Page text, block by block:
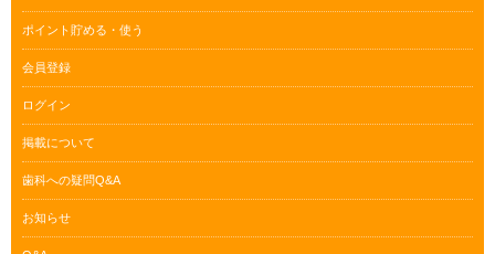
ポイント貯める・使う
会員登録
ログイン
掲載について
歯科への疑問Q&A
お知らせ